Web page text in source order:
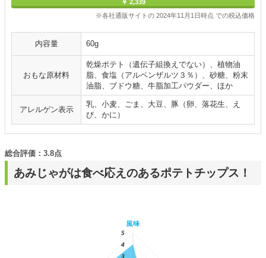
￥ 2,339
※各社通販サイトの 2024年11月1日時点 での税込価格
内容量 60g
おもな原材料
乾燥ポテト（遺伝子組換えでない）、植物油
脂、食塩（アルペンザルツ３％）、砂糖、粉末
油脂、ブドウ糖、牛脂加工パウダー、ほか
アレルゲン表示
乳、小麦、ごま、大豆、豚（卵、落花生、え
び、かに）
あみじゃがは食べ応えのあるポテトチップス！
総合評価：3.8点